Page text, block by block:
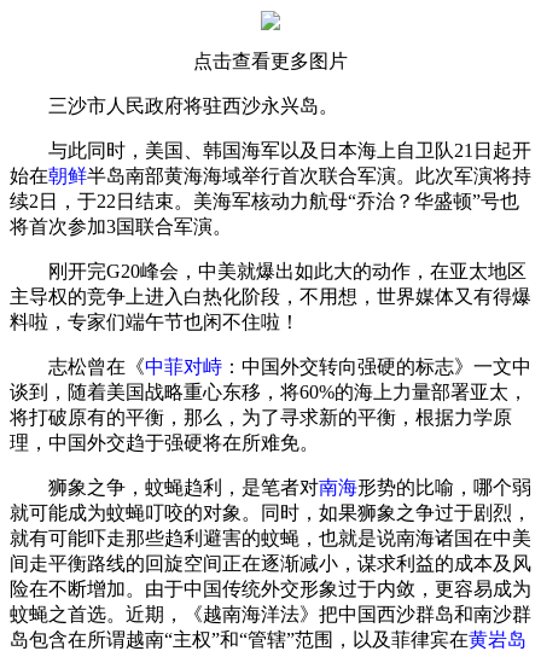
点击查看更多图片
三沙市人民政府将驻西沙永兴岛。
与此同时，美国、韩国海军以及日本海上自卫队21日起开
始在朝鲜半岛南部黄海海域举行首次联合军演。此次军演将持
续2日，于22日结束。美海军核动力航母“乔治？华盛顿”号也
将首次参加3国联合军演。
刚开完G20峰会，中美就爆出如此大的动作，在亚太地区
主导权的竞争上进入白热化阶段，不用想，世界媒体又有得爆
料啦，专家们端午节也闲不住啦！
志松曾在《中菲对峙 ：中国外交转向强硬的标志》一文中
谈到，随着美国战略重心东移，将60%的海上力量部署亚太，
将打破原有的平衡，那么，为了寻求新的平衡，根据力学原
理，中国外交趋于强硬将在所难免。
狮象之争，蚊蝇趋利，是笔者对南海形势的比喻，哪个弱
就可能成为蚊蝇叮咬的对象。同时，如果狮象之争过于剧烈，
就有可能吓走那些趋利避害的蚊蝇，也就是说南海诸国在中美
间走平衡路线的回旋空间正在逐渐减小，谋求利益的成本及风
险在不断增加。由于中国传统外交形象过于内敛，更容易成为
蚊蝇之首选。近期，《越南海洋法》把中国西沙群岛和南沙群
岛包含在所谓越南“主权”和“管辖”范围，以及菲律宾在黄岩岛